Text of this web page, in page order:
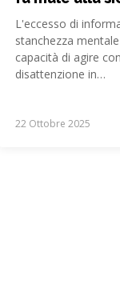
L'eccesso di
stanchezza
capacità di agire
disattenzione in…
22 Ottobre 2025